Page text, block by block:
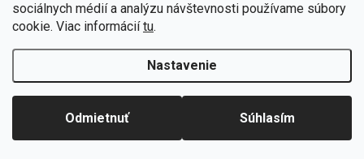
sociálnych médií a analýzu návštevnosti používame súbory
cookie. Viac informáciítu.
Nastavenie
Odmietnuť Súhlasím
Vytvoril Shoptet
Copyright 2026SUPERLIEK. Všetky práva vyhradené.Upraviť nastavenie